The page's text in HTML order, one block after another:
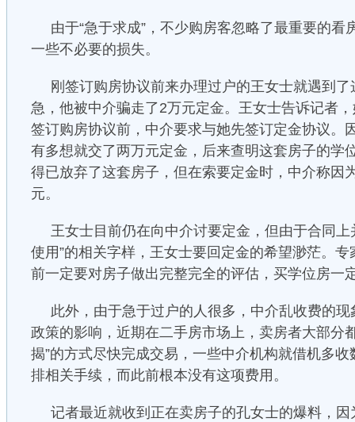
由于“急于求成”，不少购房客忽略了最重要的看
一些不必要的损失。
刚签订购房协议前来办理过户的王女士就遇到
急，他被中介骗走了2万元定金。王女士告诉记者
签订购房协议前，中介要求与她先签订定金协议。
有多想就交了两万元定金，后来查明这套房子的学
得已放弃了这套房子，但在索要定金时，中介称因
元。
王女士目前仍在向中介讨要定金，但由于合同上
使用”的相关字样，王女士要回定金的希望渺茫。
前一定要对房子做出完整完全的评估，买学位房一
此外，由于急于过户的人很多，中介乱收费的
政策的影响，近期在二手房市场上，卖房者大部分
揭”的方式尽快完成交易，一些中介机构就借机多收
排相关手续，而此前根本没有这项费用。
记者最近就收到正在卖房子的孔女士的爆料，因